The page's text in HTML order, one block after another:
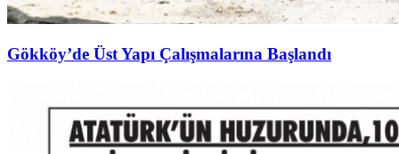
Gökköy’de Üst Yapı Çalışmalarına Başlandı